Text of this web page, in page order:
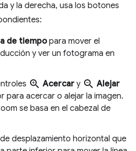
y la derecha, usa los botones
de tiempopara mover el
y ver un fotograma en
zoom_in Acercar y zoom_out Alejar
para acercar o alejar la imagen.
se basa en el cabezal de
desplazamiento horizontal que